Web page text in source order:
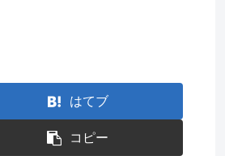
はてブ
コピー